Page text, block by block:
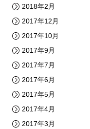
2018年2月
2017年12月
2017年10月
2017年9月
2017年7月
2017年6月
2017年5月
2017年4月
2017年3月